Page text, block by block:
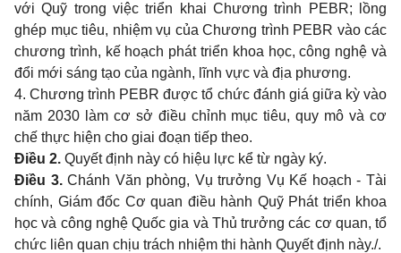
với Quỹ trong việc triển khai Chương trình PEBR; lồng
ghép mục tiêu, nhiệm vụ của Chương trình PEBR vào các
chương trình, kế hoạch phát triển khoa học, công nghệ và
đổi mới sáng tạo của ngành, lĩnh vực và địa phương.
4. Chương trình PEBR được tổ chức đánh giá giữa kỳ vào
năm 2030 làm cơ sở điều chỉnh mục tiêu, quy mô và cơ
chế thực hiện cho giai đoạn tiếp theo.
Điều 2. Quyết định này có hiệu lực kể từ ngày ký.
Điều 3.Chánh Văn phòng, Vụ trưởng Vụ Kế hoạch - Tài
chính, Giám đốc Cơ quan điều hành Quỹ Phát triển khoa
học và công nghệ Quốc gia và Thủ trưởng các cơ quan, tổ
chức liên quan chịu trách nhiệm thi hành Quyết định này./.